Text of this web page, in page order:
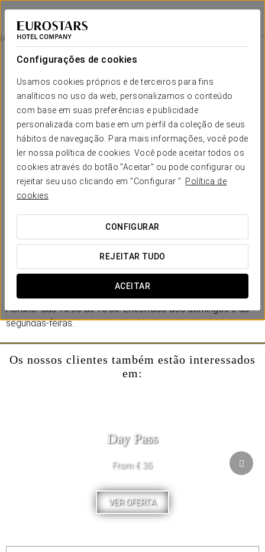
Configurações de cookies
Usamos cookies próprios e de terceiros para fins
analíticos no uso da web, personalizamos o conteúdo
com base em suas preferências e publicidade
personalizada com base em um perfil da coleção de seus
hábitos de navegação. Para mais informações, você pode
ler nossa política de cookies. Você pode aceitar todos os
cookies através do botão "Aceitar" ou pode configurar ou
rejeitar seu uso clicando em "Configurar ". Política de
cookies
CONFIGURAR
REJEITAR TUDO
ACEITAR
Eurostars Las Salinas
FUERTEVENTURA
Massagem Completa Relax
60 €
Massagem completa relax
Liberte o seu corpo e mente das tensões com uma
massagem sensorial ideal para afastar o stress diário.
Adicione esta experiência à sua reserva e presenteie-se
com um momento de desconexão.
Horário: das 10:00 às 18:00. Encerrado aos domingos e às
segundas-feiras.
Os nossos clientes também estão interessados
em:
Day Pass
From € 35
VER OFERTA